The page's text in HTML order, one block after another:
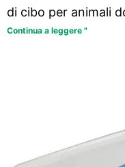
di cibo per animali
Continua a leggere "